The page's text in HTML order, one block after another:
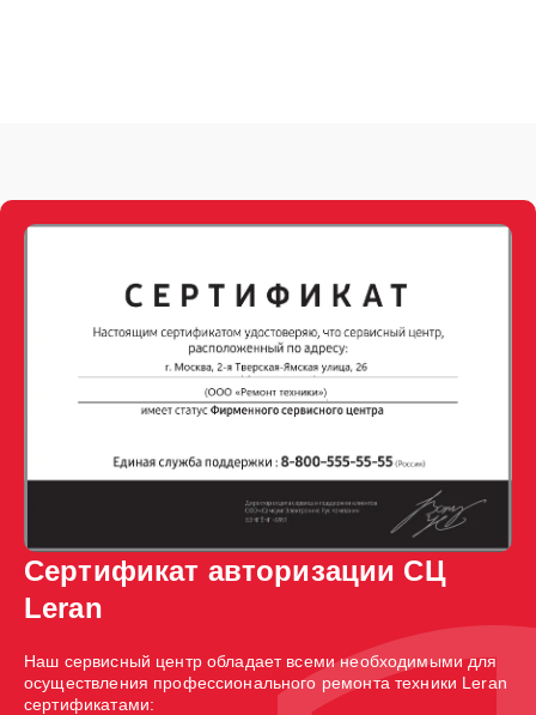
Сертификат авторизации СЦ
Leran
Наш сервисный центр обладает всеми необходимыми для
осуществления профессионального ремонта техники Leran
сертификатами: